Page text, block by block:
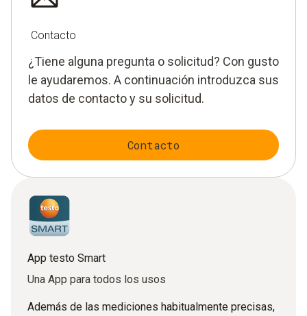
Contacto
¿Tiene alguna pregunta o solicitud? Con gusto
le ayudaremos. A continuación introduzca sus
datos de contacto y su solicitud.
Contacto
App testo Smart
Una App para todos los usos
Además de las mediciones habitualmente precisas,